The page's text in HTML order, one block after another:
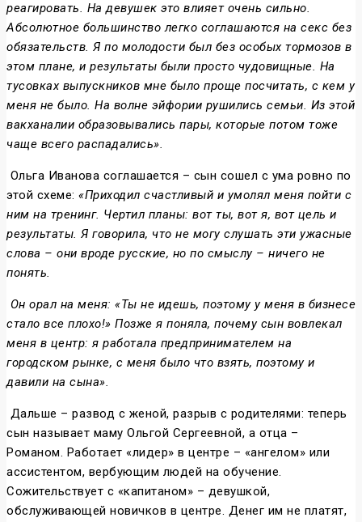
реагировать. На девушек это влияет очень сильно.
Абсолютное большинство легко соглашаются на секс без
обязательств. Я по молодости был без особых тормозов в
этом плане, и результаты были просто чудовищные. На
тусовках выпускников мне было проще посчитать, с кем у
меня не было. На волне эйфории рушились семьи. Из этой
вакханалии образовывались пары, которые потом тоже
чаще всего распадались».
Ольга Иванова соглашается – сын сошел с ума ровно по
этой схеме: «Приходил счастливый и умолял меня пойти с
ним на тренинг. Чертил планы: вот ты, вот я, вот цель и
результаты. Я говорила, что не могу слушать эти ужасные
слова – они вроде русские, но по смыслу – ничего не
понять.
Он орал на меня: «Ты не идешь, поэтому у меня в бизнесе
стало все плохо!» Позже я поняла, почему сын вовлекал
меня в центр: я работала предпринимателем на
городском рынке, с меня было что взять, поэтому и
давили на сына».
Дальше – развод с женой, разрыв с родителями: теперь
сын называет маму Ольгой Сергеевной, а отца –
Романом. Работает «лидер» в центре – «ангелом» или
ассистентом, вербующим людей на обучение.
Сожительствует с «капитаном» – девушкой,
обслуживающей новичков в центре. Денег им не платят,